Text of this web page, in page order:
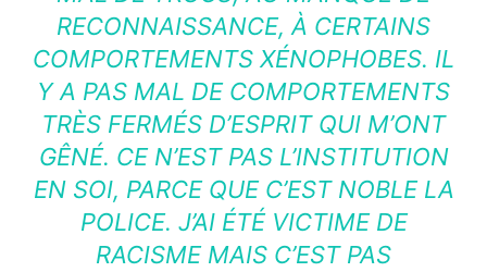
RECONNAISSANCE, À CERTAINS
COMPORTEMENTS XÉNOPHOBES. IL
Y A PAS MAL DE COMPORTEMENTS
TRÈS FERMÉS D’ESPRIT QUI M’ONT
GÊNÉ. CE N’EST PAS L’INSTITUTION
EN SOI, PARCE QUE C’EST NOBLE LA
POLICE. J’AI ÉTÉ VICTIME DE
RACISME MAIS C’EST PAS